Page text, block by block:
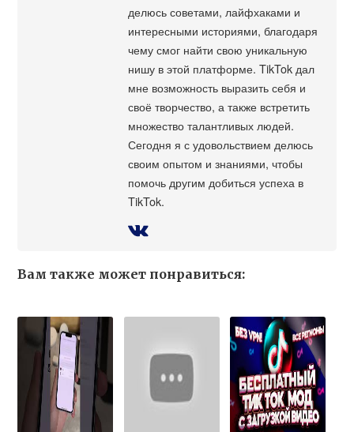
делюсь советами, лайфхаками и
интересными историями, благодаря
чему смог найти свою уникальную
нишу в этой платформе. TikTok дал
мне возможность выразить себя и
своё творчество, а также встретить
множество талантливых людей.
Сегодня я с удовольствием делюсь
своим опытом и знаниями, чтобы
помочь другим добиться успеха в
TikTok.
Вам также может понравиться: